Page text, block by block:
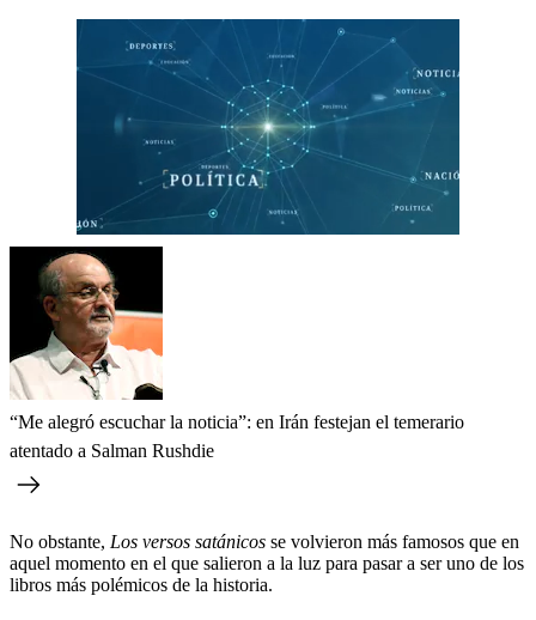
“Me alegró escuchar la noticia”: en Irán festejan el temerario
atentado a Salman Rushdie
No obstante, Los versos satánicos se volvieron más famosos que en
aquel momento en el que salieron a la luz para pasar a ser uno de los
libros más polémicos de la historia.